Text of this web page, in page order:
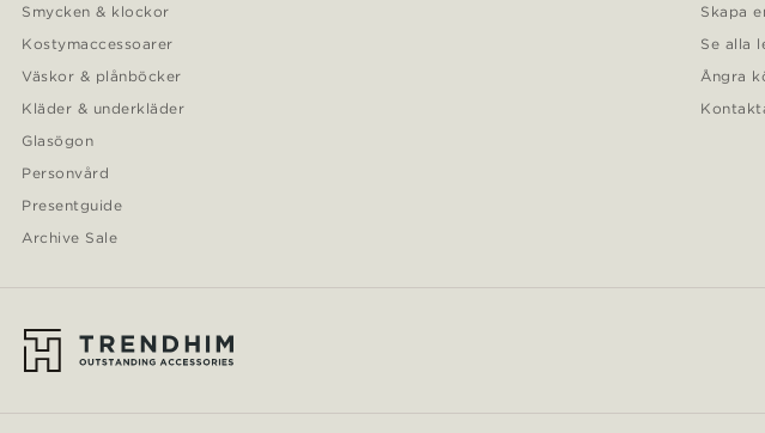
Smycken & klockor
Kostymaccessoarer
Väskor & plånböcker
Kläder & underkläder
Glasögon
Personvård
Presentguide
Archive Sale
Skapa
Se alla
Ångra